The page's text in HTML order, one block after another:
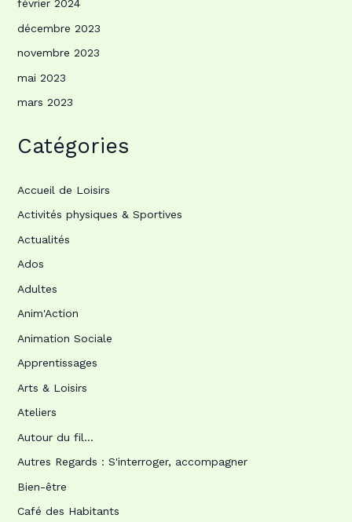
février 2024
décembre 2023
novembre 2023
mai 2023
mars 2023
Catégories
Accueil de Loisirs
Activités physiques & Sportives
Actualités
Ados
Adultes
Anim'Action
Animation Sociale
Apprentissages
Arts & Loisirs
Ateliers
Autour du fil…
Autres Regards : S'interroger, accompagner
Bien-être
Café des Habitants